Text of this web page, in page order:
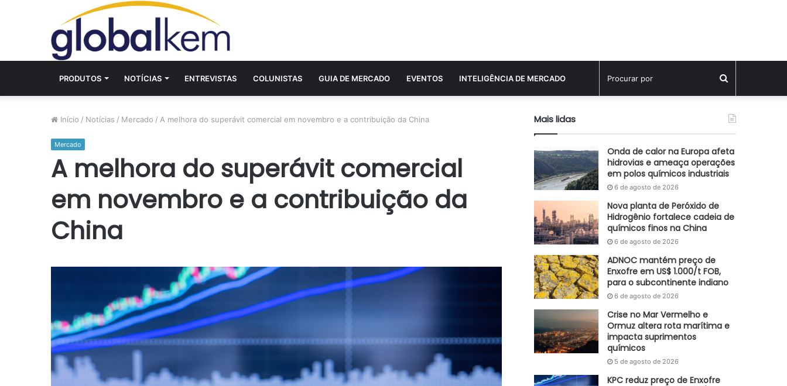
PRODUTOS NOTÍCIAS ENTREVISTAS COLUNISTAS GUIA DE MERCADO EVENTOS INTELIGÊNCIA DE MERCADO
por
Início / Notícias / Mercado / A melhora do superávit comercial em novembro e a contribuição da China
Mercado
A melhora do superávit comercial
em novembro e a contribuição da
China
Mais lidas
Onda de calor na Europa afeta
hidrovias e ameaça operações
em polos químicos industriais
6 de agosto de 2026
Nova planta de Peróxido de
Hidrogênio fortalece cadeia de
químicos finos na China
6 de agosto de 2026
ADNOC mantém preço de
Enxofre em US$ 1.000/t FOB,
para o subcontinente indiano
6 de agosto de 2026
Crise no Mar Vermelho e
Ormuz altera rota marítima e
impacta suprimentos
químicos
5 de agosto de 2026
KPC reduz preço de Enxofre